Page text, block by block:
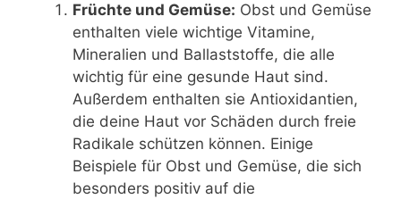
Früchte und Gemüse: Obst und Gemüse
enthalten viele wichtige Vitamine,
Mineralien und Ballaststoffe, die alle
wichtig für eine gesunde Haut sind.
Außerdem enthalten sie Antioxidantien,
die deine Haut vor Schäden durch freie
Radikale schützen können. Einige
Beispiele für Obst und Gemüse, die sich
besonders positiv auf die